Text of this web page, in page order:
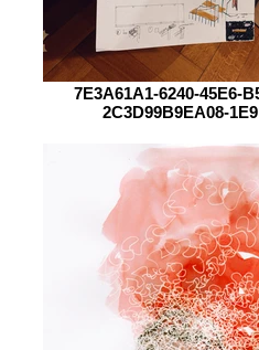
7E3A61A1-6240-45E6-
2C3D99B9EA08-1E9